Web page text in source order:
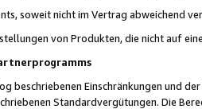
soweit nicht im Vertrag abweichend
von Produkten, die nicht auf
beschriebenen Einschränkungen und
Standardvergütungen. Die